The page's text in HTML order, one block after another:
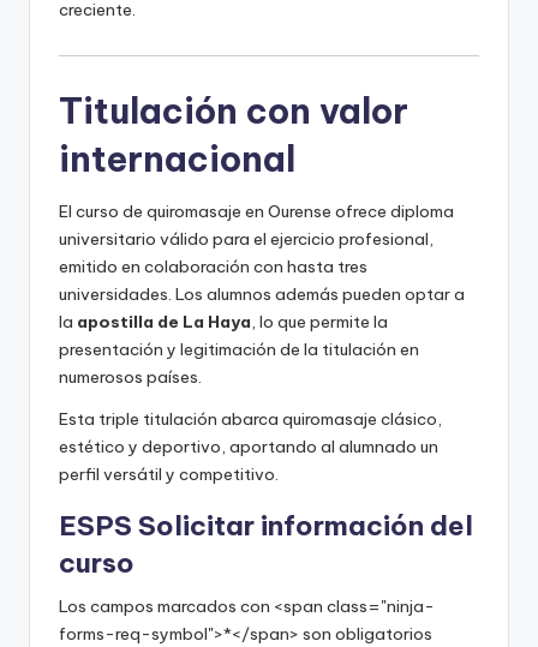
creciente.
Titulación con valor
internacional
El curso de quiromasaje en Ourense ofrece diploma
universitario válido para el ejercicio profesional,
emitido en colaboración con hasta tres
universidades. Los alumnos además pueden optar a
la apostilla de La Haya , lo que permite la
presentación y legitimación de la titulación en
numerosos países.
Esta triple titulación abarca quiromasaje clásico,
estético y deportivo, aportando al alumnado un
perfil versátil y competitivo.
ESPS Solicitar información del
curso
Los campos marcados con <span class="ninja-
forms-req-symbol">*</span> son obligatorios